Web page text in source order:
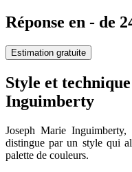
Réponse en - de
Estimation gratuite
Style et
Inguimberty
Joseph Marie
distingue par un style qui
palette de couleurs.